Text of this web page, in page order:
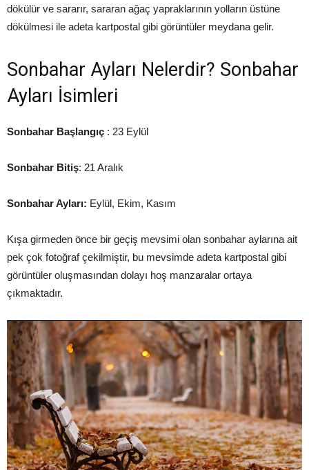
dökülür ve sararır, sararan ağaç yapraklarının yolların üstüne
dökülmesi ile adeta kartpostal gibi görüntüler meydana gelir.
Sonbahar Ayları Nelerdir? Sonbahar
Ayları İsimleri
Sonbahar Başlangıç : 23 Eylül
Sonbahar Bitiş: 21 Aralık
Sonbahar Ayları: Eylül, Ekim, Kasım
Kışa girmeden önce bir geçiş mevsimi olan sonbahar aylarına ait
pek çok fotoğraf çekilmiştir, bu mevsimde adeta kartpostal gibi
görüntüler oluşmasından dolayı hoş manzaralar ortaya
çıkmaktadır.